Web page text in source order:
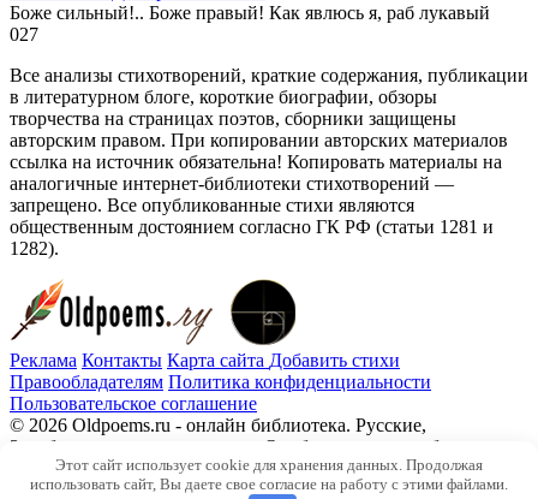
Боже сильный!.. Боже правый! Как явлюсь я, раб лукавый
027
Все анализы стихотворений, краткие содержания, публикации
в литературном блоге, короткие биографии, обзоры
творчества на страницах поэтов, сборники защищены
авторским правом. При копировании авторских материалов
ссылка на источник обязательна! Копировать материалы на
аналогичные интернет-библиотеки стихотворений —
запрещено. Все опубликованные стихи являются
общественным достоянием согласно ГК РФ (статьи 1281 и
1282).
Реклама Контакты Карта сайта Добавить стихи
Правообладателям Политика конфиденциальности
Пользовательское соглашение
© 2026 Oldpoems.ru - онлайн библиотека. Русские,
Зарубежные авторы классики. Опубликованы и публикуем
текста современных авторов. Каждый может опубликовать у
нас свой стих.
Этот сайт использует cookie для хранения данных. Продолжая
использовать сайт, Вы даете свое согласие на работу с этими файлами.